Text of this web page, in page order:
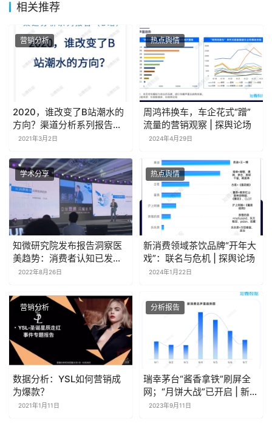
相关推荐
营销分析
2020，谁改变了B站潮水的
方向？渠道分析系列报告（B
站）
2021年3月2日
热点舆情
周鸿祎换车，车企花式“蹭”
流量的营销观察 | 探舆论场
2024年4月29日
学术分享
知微研究院发布报告洞察医
美趋势：消费者认知已发生
变化
2022年8月26日
热点舆情
新消费领域茶饮品牌“开年大
戏”：联名与危机 | 探舆论场
2024年1月22日
营销分析
数据分析：YSL如何营销成
为爆款？
2021年1月11日
分析报告
瑞幸茅台“酱香拿铁”刷屏全
网；“月饼大战”已开启 | 新消
费周报
2023年9月11日